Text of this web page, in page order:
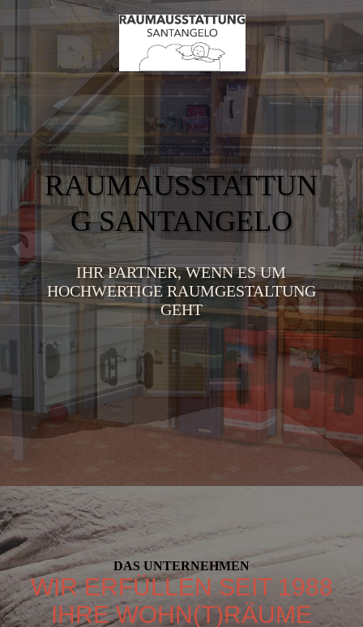
RAUMAUSSTATTUN
G SANTANGELO
IHR PARTNER, WENN ES UM
HOCHWERTIGE RAUMGESTALTUNG
GEHT
DAS UNTERNEHMEN
WIR ERFÜLLEN SEIT 1988
IHRE WOHN(T)RÄUME